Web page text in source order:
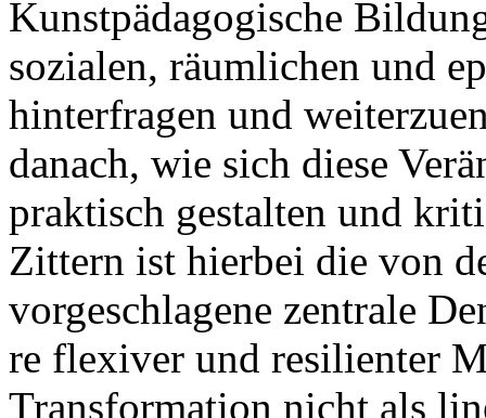
Kunstpädagogische
sozialen, räumlichen und
hinterfragen und
danach, wie sich diese
praktisch gestalten und
Zittern ist hierbei die von
vorgeschlagene zentrale
re flexiver und resilienter
Transformation nicht als